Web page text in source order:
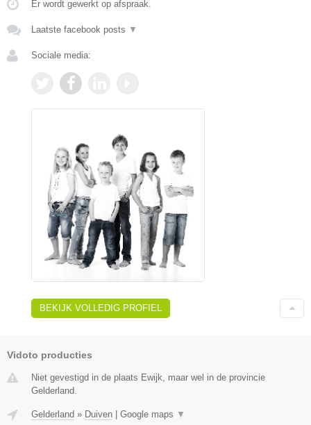
Er wordt gewerkt op afspraak.
Laatste facebook posts ▼
Sociale media:
BEKIJK VOLLEDIG PROFIEL
Vidoto producties
Niet gevestigd in de plaats Ewijk, maar wel in de provincie
Gelderland.
Gelderland » Duiven Google maps ▼